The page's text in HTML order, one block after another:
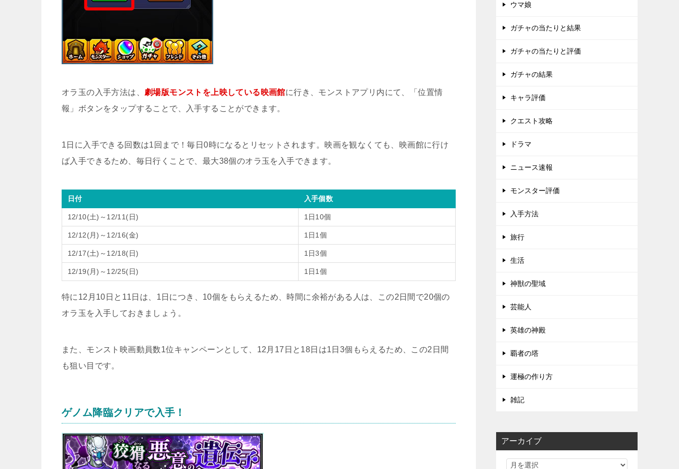
オラ玉の入手方法は、 劇場版モンストを上映している映画館に行き、モンストアプリ内にて、「位置情
報」ボタンをタップすることで、入手することができます。
1日に入手できる回数は1回まで！毎日0時になるとリセットされます。映画を観なくても、映画館に行け
ば入手できるため、毎日行くことで、最大38個のオラ玉を入手できます。
日付 入手個数
12/10(土)～12/11(日) 1日10個
12/12(月)～12/16(金) 1日1個
12/17(土)～12/18(日) 1日3個
12/19(月)～12/25(日) 1日1個
特に12月10日と11日は、1日につき、10個をもらえるため、時間に余裕がある人は、この2日間で20個の
オラ玉を入手しておきましょう。
また、モンスト映画動員数1位キャンペーンとして、12月17日と18日は1日3個もらえるため、この2日間
も狙い目です。
ゲノム降臨クリアで入手！
ウマ娘
ガチャの当たりと結果
ガチャの当たりと評価
ガチャの結果
キャラ評価
クエスト攻略
ドラマ
ニュース速報
モンスター評価
入手方法
旅行
生活
神獣の聖域
芸能人
英雄の神殿
覇者の塔
運極の作り方
雑記
アーカイブ